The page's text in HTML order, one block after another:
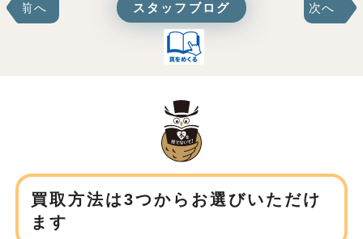
前へ スタッフブログ 次へ
買取方法は3つからお選びいただけ
ます